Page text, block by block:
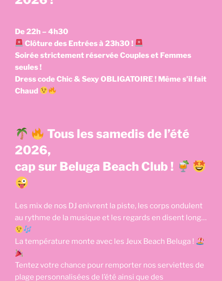
De 22h – 4h30
Clôture des Entrées à 23h30 !
Soirée strictement réservée Couples et Femmes
seules !
Dress code Chic & Sexy OBLIGATOIRE ! Même s’il fait
Chaud
Tous les samedis de l’été
2026,
cap sur Beluga Beach Club !
Les mix de nos DJ enivrent la piste, les corps ondulent
au rythme de la musique et les regards en disent long…
La température monte avec les Jeux Beach Beluga !
Tentez votre chance pour remporter nos serviettes de
plage personnalisées de l’été ainsi que des